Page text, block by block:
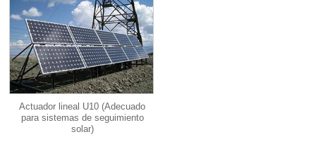
Actuador lineal U10 (Adecuado
para sistemas de seguimiento
solar)